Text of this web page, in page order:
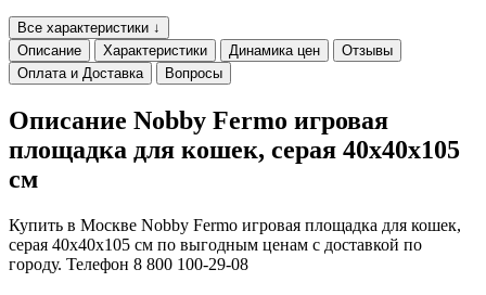
Все характеристики ↓
Описание
Характеристики Динамика цен
Отзывы
Оплата и Доставка
Вопросы
Описание Nobby Fermo игровая
площадка для кошек, серая 40х40х105
см
Купить в Москве Nobby Fermo игровая площадка для кошек,
серая 40х40х105 см по выгодным ценам с доставкой по
городу. Телефон 8 800 100-29-08